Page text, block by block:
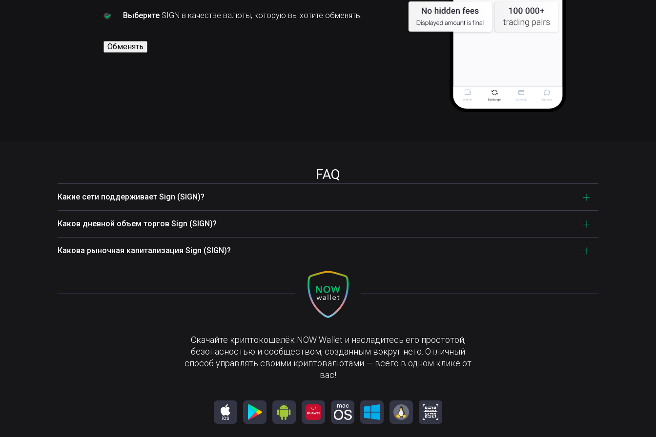
Выберите SIGN в качестве валюты, которую вы хотите обменять.
Обменять
FAQ
Какие сети поддерживает Sign (SIGN)?
Каков дневной объем торгов Sign (SIGN)?
Какова рыночная капитализация Sign (SIGN)?
Скачайте криптокошелёк NOW Wallet и насладитесь его простотой,
безопасностью и сообществом, созданным вокруг него. Отличный
способ управлять своими криптовалютами — всего в одном клике от
вас!